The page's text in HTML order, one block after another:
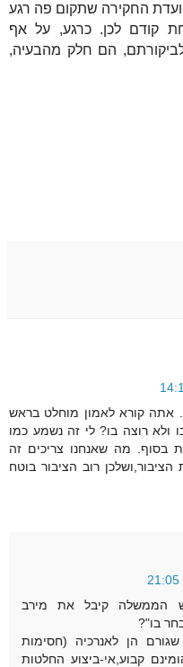
החקירה שתקום פה רגע
קודם לכן. כרגע, על אף
הם חלק מהבעיה,
אתה קורא לאמון מוחלט בראש
ולא רוצה בו? לי זה נשמע כמו
בסוף. מה שאנחנו צריכים זה
רוב הציבור בוטח
הממשלה קיבל את מירב
בו"?
הן לאנרכיה (חסימות
קבוע,אי-ביצוע החלטות